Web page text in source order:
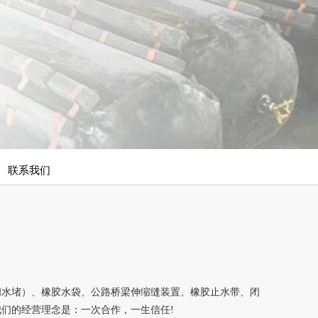
联系我们
堵）、橡胶水袋、公路桥梁伸缩缝装置、橡胶止水带、闭
的经营理念是：一次合作，一生信任!